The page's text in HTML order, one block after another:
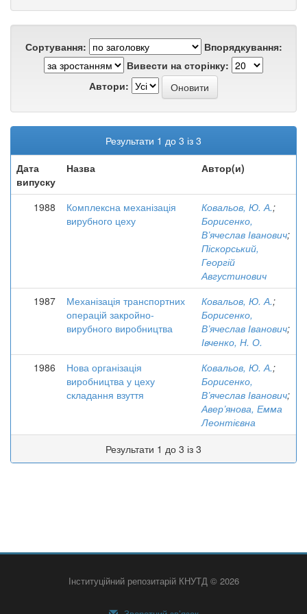
Сортування:
Впорядкування:
Вивести на сторінку:
Автори:
Результати 1 до 3 із 3
Дата
випуску
Назва Автор(и)
1988
Комплексна механізація
вирубного цеху
Ковальов, Ю. А.;
Борисенко,
В’ячеслав Іванович;
Піскорський,
Георгій
Августинович
1987
Механізація транспортних
операцій закройно-
вирубного виробництва
Ковальов, Ю. А.;
Борисенко,
В’ячеслав Іванович;
Івченко, Н. О.
1986
Нова організація
виробництва у цеху
складання взуття
Ковальов, Ю. А.;
Борисенко,
В’ячеслав Іванович;
Авер’янова, Емма
Леонтієвна
Результати 1 до 3 із 3
Інституційний репозитарій КНУТД © 2026